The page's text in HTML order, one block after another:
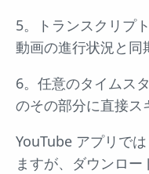
5。トランスクリプ
動画の進行状況と同
6。任意のタイムス
のその部分に直接ス
YouTube アプリで
ますが、ダウンロ